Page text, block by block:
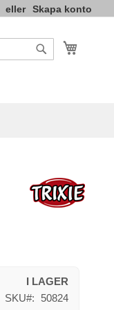
Skapa konto
I LAGER
SKU
50824